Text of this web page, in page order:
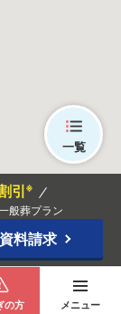
一覧
引※
般葬プラン
料請求
の方 メニュー